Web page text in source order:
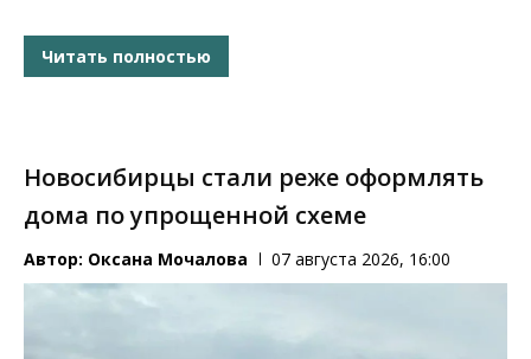
Читать полностью
Новосибирцы стали реже оформлять
дома по упрощенной схеме
Автор: Оксана Мочалова 07 августа 2026, 16:00